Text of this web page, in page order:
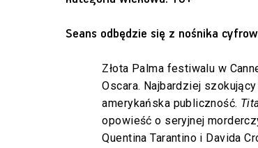
Seans odbędzie się z nośnika
Złota Palma festiwalu w
Oscara. Najbardziej
amerykańska publiczność.
opowieść o seryjnej
Quentina Tarantino i Davida